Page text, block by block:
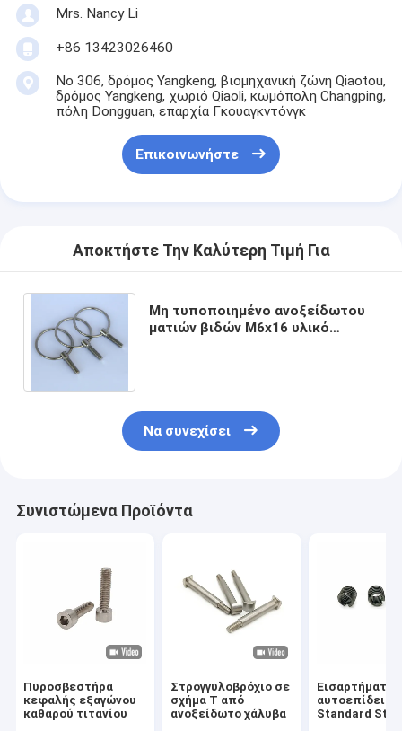
Mrs. Nancy Li
+86 13423026460
Νο 306, δρόμος Yangkeng, βιομηχανική ζώνη Qiaotou,
δρόμος Yangkeng, χωριό Qiaoli, κωμόπολη Changping,
πόλη Dongguan, επαρχία Γκουαγκντόνγκ
Επικοινωνήστε
Αποκτήστε Την Καλύτερη Τιμή Για
Μη τυποποιημένο ανοξείδωτου
ματιών βιδών M6x16 υλικό
Να συνεχίσει
Συνιστώμενα Προϊόντα
Πυροσβεστήρα
κεφαλής εξαγώνου
καθαρού τιτανίου
Στρογγυλοβρόχιο σε
σχήμα Τ από
ανοξείδωτο χάλυβα
Εισαρτήματα
Standard